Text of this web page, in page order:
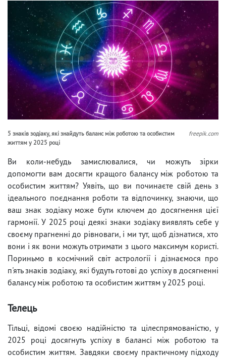
5 знаків зодіаку, які знайдуть баланс між роботою та особистим
життям у 2025 році
freepik.com
Ви коли-небудь замислювалися, чи можуть зірки
допомогти вам досягти кращого балансу між роботою та
особистим життям? Уявіть, що ви починаєте свій день з
ідеального поєднання роботи та відпочинку, знаючи, що
ваш знак зодіаку може бути ключем до досягнення цієї
гармонії. У 2025 році деякі знаки зодіаку виявлять себе у
своєму прагненні до рівноваги, і ми тут, щоб дізнатися, хто
вони і як вони можуть отримати з цього максимум користі.
Пориньмо в космічний світ астрології і дізнаємося про
п'ять знаків зодіаку, які будуть готові до успіху в досягненні
балансу між роботою та особистим життям у 2025 році.
Телець
Тільці, відомі своєю надійністю та цілеспрямованістю, у
2025 році досягнуть успіху в балансі між роботою та
особистим життям. Завдяки своєму практичному підходу